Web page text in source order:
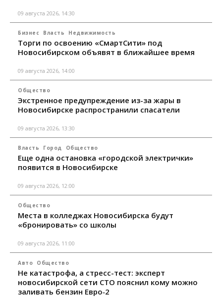
09 августа 2026, 14:30
Бизнес Власть Недвижимость
Торги по освоению «СмартСити» под
Новосибирском объявят в ближайшее время
09 августа 2026, 14:00
Общество
Экстренное предупреждение из-за жары в
Новосибирске распространили спасатели
09 августа 2026, 13:30
Власть Город Общество
Еще одна остановка «городской электрички»
появится в Новосибирске
09 августа 2026, 12:00
Общество
Места в колледжах Новосибирска будут
«бронировать» со школы
09 августа 2026, 11:00
Авто Общество
Не катастрофа, а стресс-тест: эксперт
новосибирской сети СТО пояснил кому можно
заливать бензин Евро‑2